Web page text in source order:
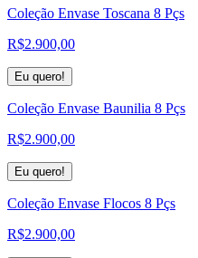
Coleção Envase Toscana 8 Pçs
R$2.900,00
Eu quero!
Coleção Envase Baunilia 8 Pçs
R$2.900,00
Eu quero!
Coleção Envase Flocos 8 Pçs
R$2.900,00